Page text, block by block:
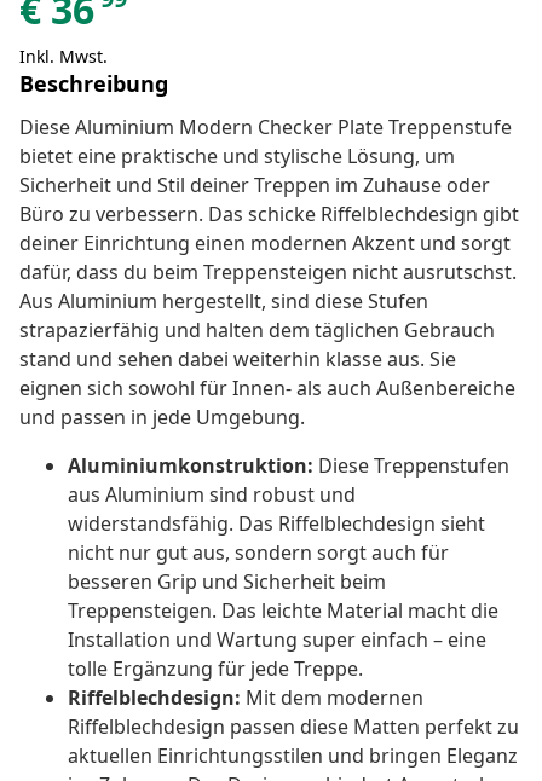
Inkl. Mwst.
Beschreibung
Diese Aluminium Modern Checker Plate Treppenstufe
bietet eine praktische und stylische Lösung, um
Sicherheit und Stil deiner Treppen im Zuhause oder
Büro zu verbessern. Das schicke Riffelblechdesign gibt
deiner Einrichtung einen modernen Akzent und sorgt
dafür, dass du beim Treppensteigen nicht ausrutschst.
Aus Aluminium hergestellt, sind diese Stufen
strapazierfähig und halten dem täglichen Gebrauch
stand und sehen dabei weiterhin klasse aus. Sie
eignen sich sowohl für Innen- als auch Außenbereiche
und passen in jede Umgebung.
Aluminiumkonstruktion: Diese Treppenstufen
aus Aluminium sind robust und
widerstandsfähig. Das Riffelblechdesign sieht
nicht nur gut aus, sondern sorgt auch für
besseren Grip und Sicherheit beim
Treppensteigen. Das leichte Material macht die
Installation und Wartung super einfach – eine
tolle Ergänzung für jede Treppe.
Riffelblechdesign: Mit dem modernen
Riffelblechdesign passen diese Matten perfekt zu
aktuellen Einrichtungsstilen und bringen Eleganz